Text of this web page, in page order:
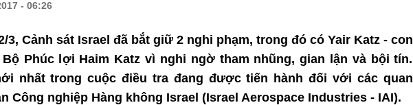
- 06:26
3, Cảnh sát Israel đã bắt giữ 2 nghi phạm, trong đó có Yair Katz - con
Phúc lợi Haim Katz vì nghi ngờ tham nhũng, gian lận và bội tín.
nhất trong cuộc điều tra đang được tiến hành đối với các quan
Công nghiệp Hàng không Israel (Israel Aerospace Industries - IAI).